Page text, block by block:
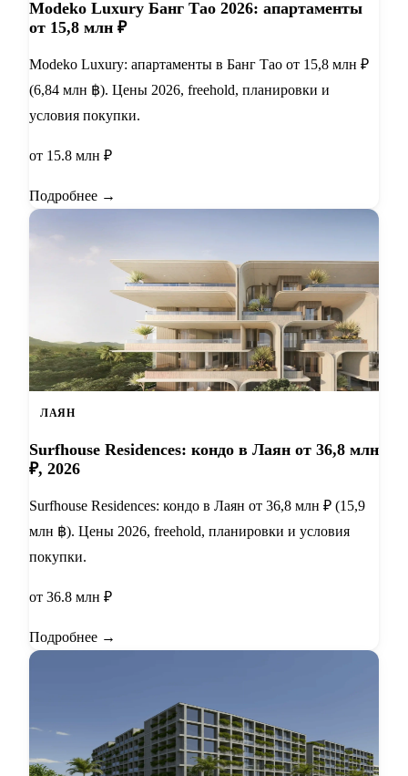
Modeko Luxury Банг Тао 2026: апартаменты
от 15,8 млн ₽
Modeko Luxury: апартаменты в Банг Тао от 15,8 млн ₽
(6,84 млн ฿). Цены 2026, freehold, планировки и
условия покупки.
от 15.8 млн ₽
Подробнее →
ЛАЯН
Surfhouse Residences: кондо в Лаян от 36,8 млн
₽, 2026
Surfhouse Residences: кондо в Лаян от 36,8 млн ₽ (15,9
млн ฿). Цены 2026, freehold, планировки и условия
покупки.
от 36.8 млн ₽
Подробнее →